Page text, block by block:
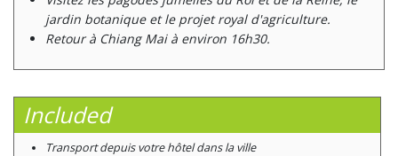
jardin botanique et le projet royal d'agriculture.
Retour à Chiang Mai à environ 16h30.
Included
Transport depuis votre hôtel dans la ville